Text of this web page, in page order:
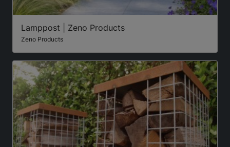
Lamppost | Zeno Products
Zeno Products